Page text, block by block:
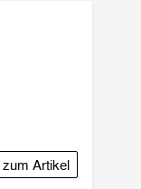
zum Artikel